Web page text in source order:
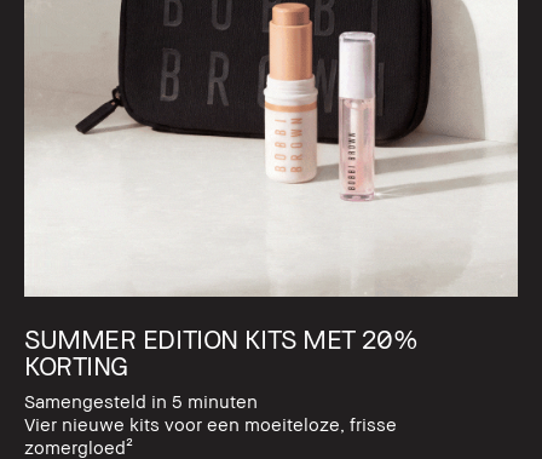
SUMMER EDITION KITS MET 20%
KORTING
Samengesteld in 5 minuten
Vier nieuwe kits voor een moeiteloze, frisse
zomergloed²